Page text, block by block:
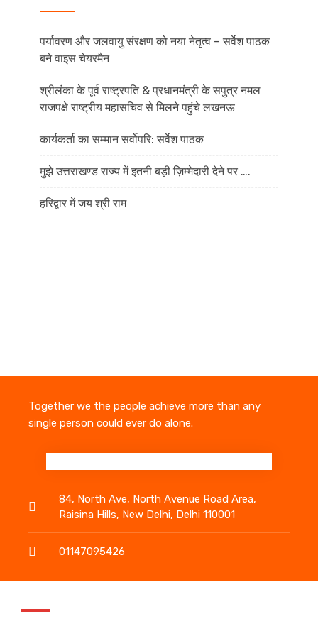
पर्यावरण और जलवायु संरक्षण को नया नेतृत्व – सर्वेश पाठक
बने वाइस चेयरमैन
श्रीलंका के पूर्व राष्ट्रपति & प्रधानमंत्री के सपुत्र नमल
राजपक्षे राष्ट्रीय महासचिव से मिलने पहुंचे लखनऊ
कार्यकर्ता का सम्मान सर्वोपरि: सर्वेश पाठक
मुझे उत्तराखण्ड राज्य में इतनी बड़ी ज़िम्मेदारी देने पर ….
हरिद्वार में जय श्री राम
Together we the people achieve more than any
single person could ever do alone.
84, North Ave, North Avenue Road Area,
Raisina Hills, New Delhi, Delhi 110001
01147095426